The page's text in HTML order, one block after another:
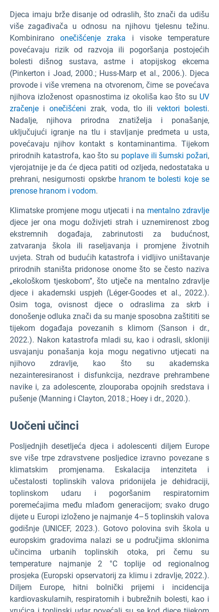
Djeca imaju brže disanje od odraslih, što znači da udišu
više zagađivača u odnosu na njihovu tjelesnu težinu.
Kombiniranoonečišćenje zraka i visoke temperature
povećavaju rizik od razvoja ili pogoršanja postojećih
bolesti dišnog sustava, astme i atopijskog ekcema
(Pinkerton i Joad, 2000.; Huss-Marp et al., 2006.). Djeca
provode i više vremena na otvorenom, čime se povećava
njihova izloženost opasnostima iz okoliša kao što su UV
zračenje i onečišćeni zrak, voda, tlo ilivektori bolesti.
Nadalje, njihova prirodna znatiželja i ponašanje,
uključujući igranje na tlu i stavljanje predmeta u usta,
povećavaju njihov kontakt s kontaminantima. Tijekom
prirodnih katastrofa, kao što su poplave ili šumski požari,
vjerojatnije je da će djeca patiti od ozljeda, nedostataka u
prehrani, nesigurnosti opskrbe hranom te bolesti koje se
prenose hranom i vodom.
Klimatske promjene mogu utjecati i na mentalno zdravlje
djece jer ona mogu doživjeti strah i uznemirenost zbog
ekstremnih događaja, zabrinutosti za budućnost,
zatvaranja škola ili raseljavanja i promjene životnih
uvjeta. Strah od budućih katastrofa i vidljivo uništavanje
prirodnih staništa pridonose onome što se često naziva
„ekološkom tjeskobom”, što utječe na mentalno zdravlje
djece i akademski uspjeh (Léger-Goodes et al., 2022.).
Osim toga, ovisnost djece o odraslima za skrb i
donošenje odluka znači da su manje sposobna zaštititi se
tijekom događaja povezanih s klimom (Sanson i dr.,
2022.). Nakon katastrofa mladi su, kao i odrasli, skloniji
usvajanju ponašanja koja mogu negativno utjecati na
njihovo zdravlje, kao što su akademska
nezainteresiranost i disfunkcija, nezdrave prehrambene
navike i, za adolescente, zlouporaba opojnih sredstava i
pušenje (Manning i Clayton, 2018.; Hoey i dr., 2020.).
Uočeni učinci
Posljednjih desetljeća djeca i adolescenti diljem Europe
sve više trpe zdravstvene posljedice izravno povezane s
klimatskim promjenama. Eskalacija intenziteta i
učestalosti toplinskih valova pridonijela je dehidraciji,
toplinskom udaru i pogoršanim respiratornim
poremećajima među mlađom generacijom; svako drugo
dijete u Europi izloženo je najmanje 4–5 toplinskih valova
godišnje (UNICEF, 2023.). Gotovo polovina svih škola u
europskim gradovima nalazi se u područjima sklonima
učincima urbanih toplinskih otoka, pri čemu su
temperature najmanje 2 °C toplije od regionalnog
prosjeka (Europski opservatorij za klimu i zdravlje, 2022.).
Diljem Europe, hitni bolnički prijemi i incidencija
kardiovaskularnih, respiratornih i bubrežnih bolesti, kao i